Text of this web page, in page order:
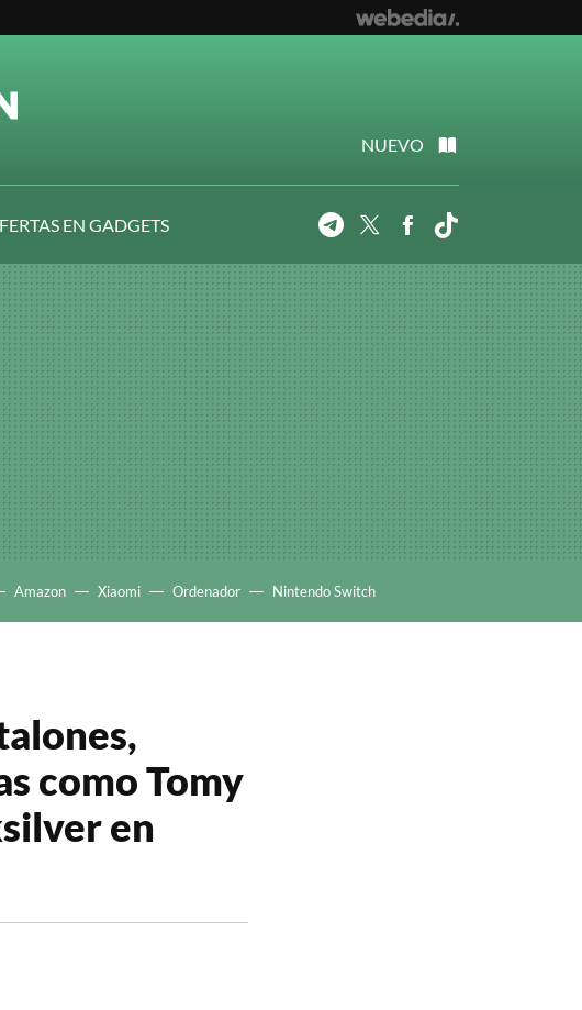
NUEVO
EN GADGETS
TelegramTwitterFacebook
Amazon Xiaomi Ordenador Nintendo Switch
como Tomy
en